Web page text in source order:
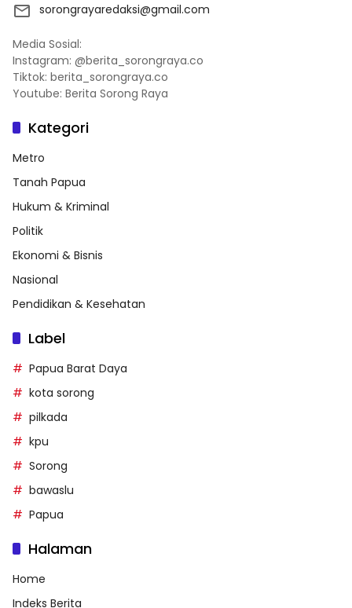
sorongrayaredaksi@gmail.com
Media Sosial:
Instagram: @berita_sorongraya.co
Tiktok: berita_sorongraya.co
Youtube: Berita Sorong Raya
Kategori
Metro
Tanah Papua
Hukum & Kriminal
Politik
Ekonomi & Bisnis
Nasional
Pendidikan & Kesehatan
Label
Papua Barat Daya
kota sorong
pilkada
kpu
Sorong
bawaslu
Papua
Halaman
Home
Indeks Berita